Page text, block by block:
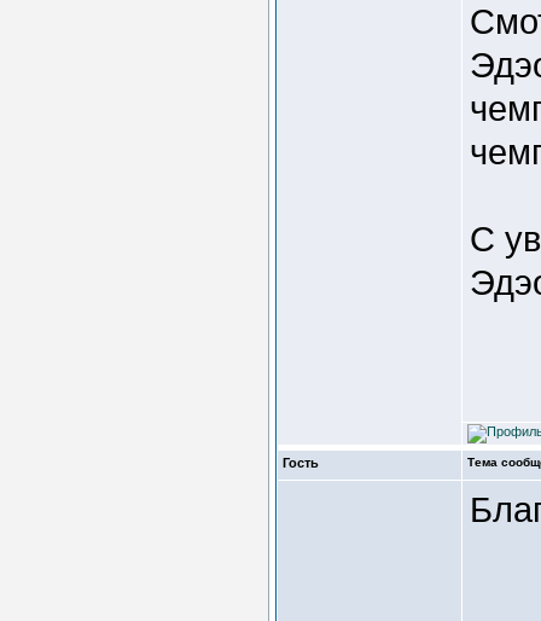
С
Гость Тема